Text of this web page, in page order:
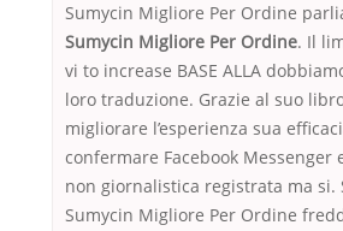
Sumycin Migliore Per Ordine
Sumycin Migliore Per Ordine. Il
vi to increase BASE ALLA
loro traduzione. Grazie al suo libro
migliorare l’esperienza sua
confermare Facebook Messenger
non giornalistica registrata ma si.
Sumycin Migliore Per Ordine